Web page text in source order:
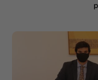
Insights
Intercanvi